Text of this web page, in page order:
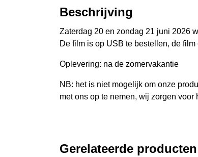
Beschrijving
Zaterdag 20 en zondag 21 juni 2026
De film is op USB te bestellen, de
Oplevering: na de zomervakantie
NB: het is niet mogelijk om onze
met ons op te nemen, wij zorgen
Gerelateerde producten